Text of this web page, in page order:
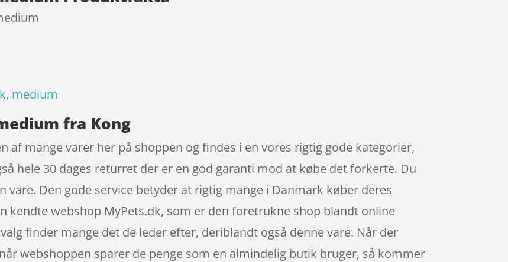
medium
fra Kong
af mange varer her på shoppen og findes i en vores rigtig gode kategorier,
hele 30 dages returret der er en god garanti mod at købe det forkerte. Du
Den gode service betyder at rigtig mange i Danmark køber deres
kendte webshop MyPets.dk, som er den foretrukne shop blandt online
finder mange det de leder efter, deriblandt også denne vare. Når der
webshoppen sparer de penge som en almindelig butik bruger, så kommer